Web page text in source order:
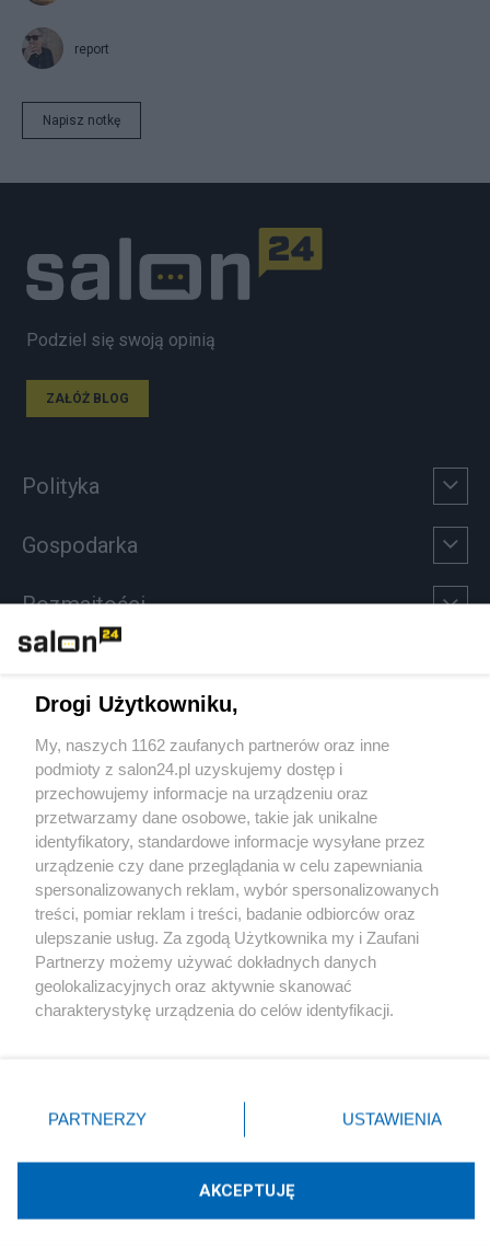
report
Napisz notkę
Podziel się swoją opinią
ZAŁÓŻ BLOG
Polityka
Gospodarka
Rozmaitości
Sport
Społeczeństwo
Kultura
X Facebook Instagram Youtube
Technologię dostarcza:W3media.pl
Drogi Użytkowniku,
My, naszych 1162 zaufanych partnerów oraz inne
podmioty z salon24.pl uzyskujemy dostęp i
przechowujemy informacje na urządzeniu oraz
przetwarzamy dane osobowe, takie jak unikalne
identyfikatory, standardowe informacje wysyłane przez
urządzenie czy dane przeglądania w celu zapewniania
spersonalizowanych reklam, wybór spersonalizowanych
treści, pomiar reklam i treści, badanie odbiorców oraz
ulepszanie usług. Za zgodą Użytkownika my i Zaufani
Partnerzy możemy używać dokładnych danych
geolokalizacyjnych oraz aktywnie skanować
charakterystykę urządzenia do celów identyfikacji.
zmienić/wycofać klikając przycisk ustawień prywatności
znajdujący się w lewym dolnym rogu strony
rodzaje przetwarzania danych nie wymagają zgody
użytkownika, ale masz prawo sprzeciwić się takiemu
przetwarzaniu. Preferencje będą miały zastosowania tylko
PARTNERZY USTAWIENIA
AKCEPTUJĘ